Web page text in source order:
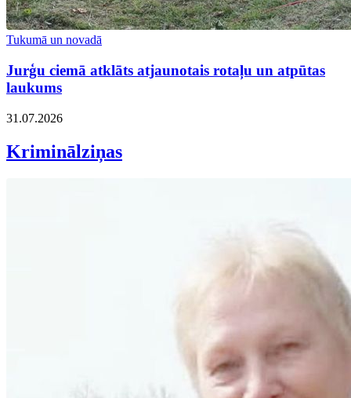
Tukumā un novadā
Jurģu ciemā atklāts atjaunotais rotaļu un atpūtas
laukums
31.07.2026
Kriminālziņas